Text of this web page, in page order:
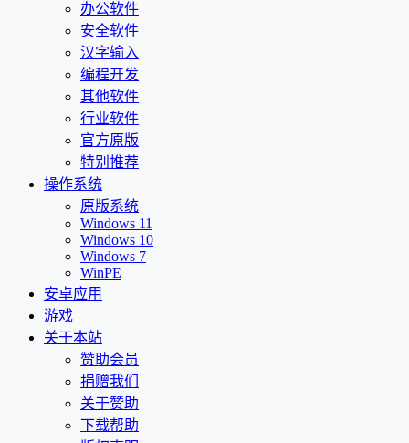
办公软件
安全软件
汉字输入
编程开发
其他软件
行业软件
官方原版
特别推荐
操作系统
原版系统
Windows 11
Windows 10
Windows 7
WinPE
安卓应用
游戏
关于本站
赞助会员
捐赠我们
关于赞助
下载帮助